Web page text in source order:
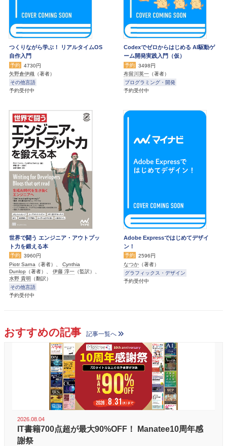
つくりながら学ぶ！ リアルタイムOS
自作入門
予約
4730円
矢野倉伊織 （著者）
その他言語
予約受付中
Codexでゼロからはじめる AI駆動ゲ
ーム開発実践入門（仮）
予約
3498円
布留川英一 （著者）
プログラミング・開発
予約受付中
世界で闘う エンジニア・アウトプッ
ト力を鍛える本
予約
3960円
Piotr Sarna （著者）、 Cynthia
Dunlop （著者）、 伊藤 淳一 （監訳）、
水野 貴明 （翻訳）
その他言語
予約受付中
Adobe Expressではじめてデザイ
ン！
予約
2596円
なつか （著者）
グラフィックス・デザイン
予約受付中
おすすめの記事 記事一覧へ
2026.08.04
IT書籍700点超が最大90%OFF！ Manatee10周年感
謝祭